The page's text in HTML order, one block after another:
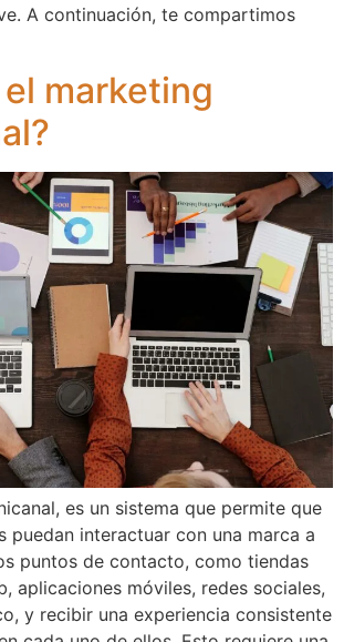
A continuación, te compartimos
marketing
es un sistema que permite que
puedan interactuar con una marca a
puntos de contacto, como tiendas
aplicaciones móviles, redes sociales,
y recibir una experiencia consistente